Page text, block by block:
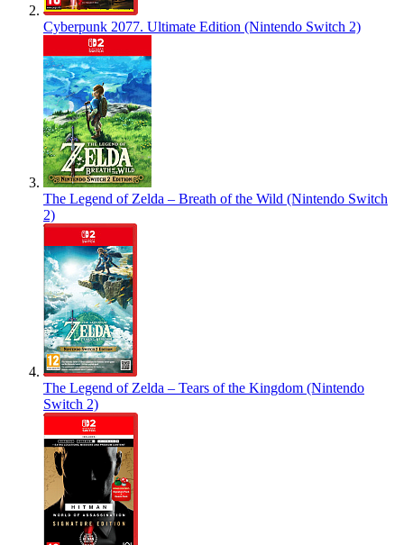
Cyberpunk 2077. Ultimate Edition (Nintendo Switch 2)
The Legend of Zelda – Breath of the Wild (Nintendo Switch
2)
The Legend of Zelda – Tears of the Kingdom (Nintendo
Switch 2)